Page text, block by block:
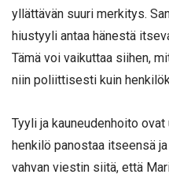
yllättävän suuri merkitys.
hiustyyli antaa hänestä
Tämä voi vaikuttaa siihen,
niin poliittisesti kuin
Tyyli ja kauneudenhoito
henkilö panostaa itseensä
vahvan viestin siitä, että